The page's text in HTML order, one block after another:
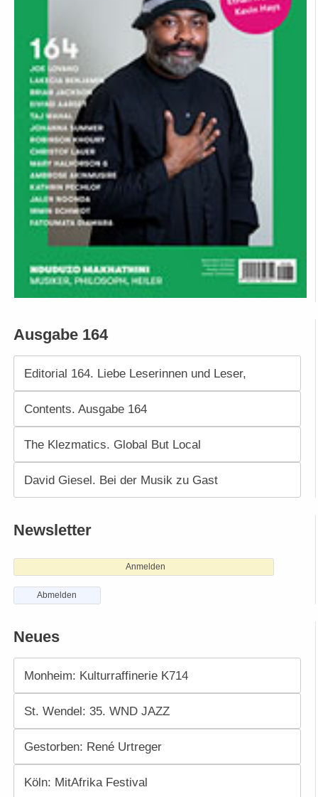
Ausgabe 164
Editorial 164. Liebe Leserinnen und Leser,
Contents. Ausgabe 164
The Klezmatics. Global But Local
David Giesel. Bei der Musik zu Gast
Newsletter
Anmelden
Abmelden
Neues
Monheim: Kulturraffinerie K714
St. Wendel: 35. WND JAZZ
Gestorben: René Urtreger
Köln: MitAfrika Festival